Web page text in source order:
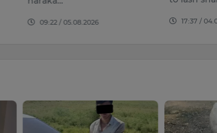
09:22 / 05.08.2026 17:37 /